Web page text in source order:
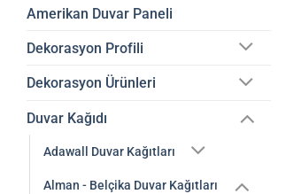
Amerikan Duvar Paneli
Dekorasyon Profili
Dekorasyon Ürünleri
Duvar Kağıdı
Adawall Duvar Kağıtları
Alman - Belçika Duvar Kağıtları